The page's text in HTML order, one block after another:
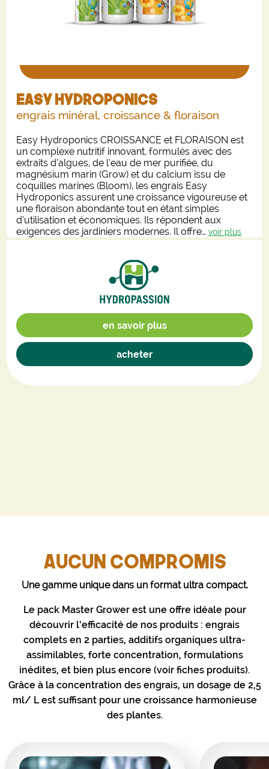
Easy Hydroponics
engrais minéral, croissance & floraison
Easy Hydroponics CROISSANCE et FLORAISON est
un complexe nutritif innovant, formulés avec des
extraits d’algues, de l’eau de mer purifiée, du
magnésium marin (Grow) et du calcium issu de
coquilles marines (Bloom), les engrais Easy
Hydroponics assurent une croissance vigoureuse et
une floraison abondante tout en étant simples
d’utilisation et économiques. Ils répondent aux
exigences des jardiniers modernes. Il offre…voir plus
en savoir plus
acheter
AUCUN COMPROMIS
Une gamme unique dans un format ultra compact.
Le pack Master Grower est une offre idéale pour
découvrir l’efficacité de nos produits : engrais
complets en 2 parties, additifs organiques ultra-
assimilables, forte concentration, formulations
inédites, et bien plus encore (voir fiches produits).
Grâce à la concentration des engrais, un dosage de 2,5
ml/ L est suffisant pour une croissance harmonieuse
des plantes.